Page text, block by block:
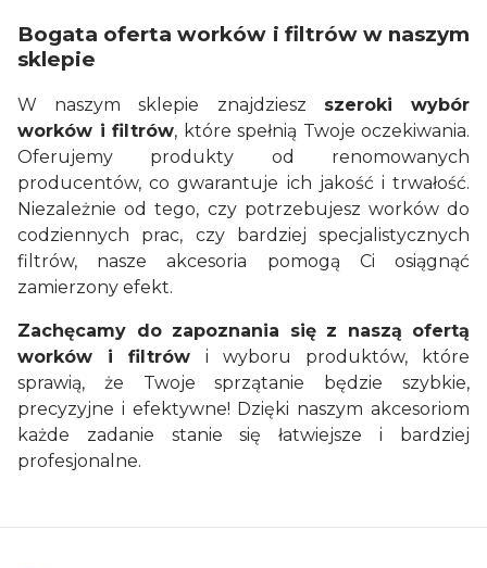
Bogata oferta worków i filtrów w naszym
sklepie
W naszym sklepie znajdziesz szeroki wybór
worków i filtrów, które spełnią Twoje oczekiwania.
Oferujemy produkty od renomowanych
producentów, co gwarantuje ich jakość i trwałość.
Niezależnie od tego, czy potrzebujesz worków do
codziennych prac, czy bardziej specjalistycznych
filtrów, nasze akcesoria pomogą Ci osiągnąć
zamierzony efekt.
Zachęcamy do zapoznania się z naszą ofertą
worków i filtrów i wyboru produktów, które
sprawią, że Twoje sprzątanie będzie szybkie,
precyzyjne i efektywne! Dzięki naszym akcesoriom
każde zadanie stanie się łatwiejsze i bardziej
profesjonalne.